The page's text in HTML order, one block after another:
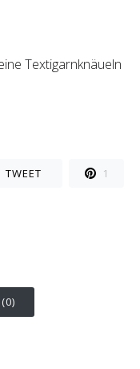
Textigarnknäueln
TWEET 1